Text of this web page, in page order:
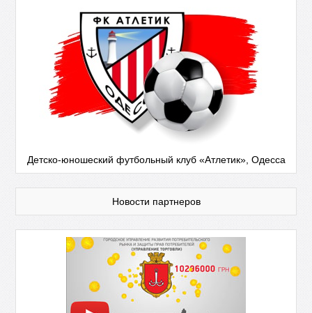
Детско-юношеский футбольный клуб «Атлетик», Одесса
Новости партнеров